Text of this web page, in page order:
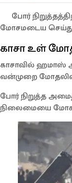
போர்
மோசமடைய செய்து
காசா உள்
காசாவில் ஹமாஸ்
வன்முறை
போர் நிறுத்த
நிலைமையை